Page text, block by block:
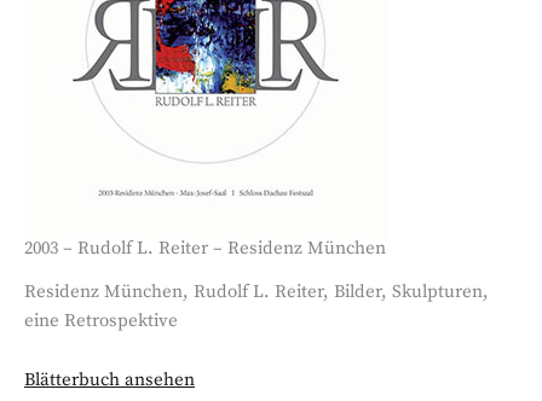
2003 – Rudolf L. Reiter – Residenz München
Residenz München, Rudolf L. Reiter, Bilder, Skulpturen,
eine Retrospektive
Blätterbuch ansehen